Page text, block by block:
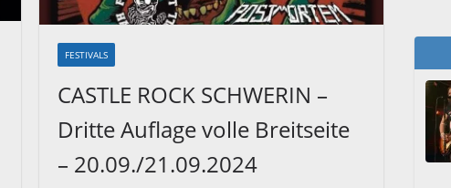
FESTIVALS
CASTLE ROCK SCHWERIN –
Dritte Auflage volle Breitseite
– 20.09./21.09.2024